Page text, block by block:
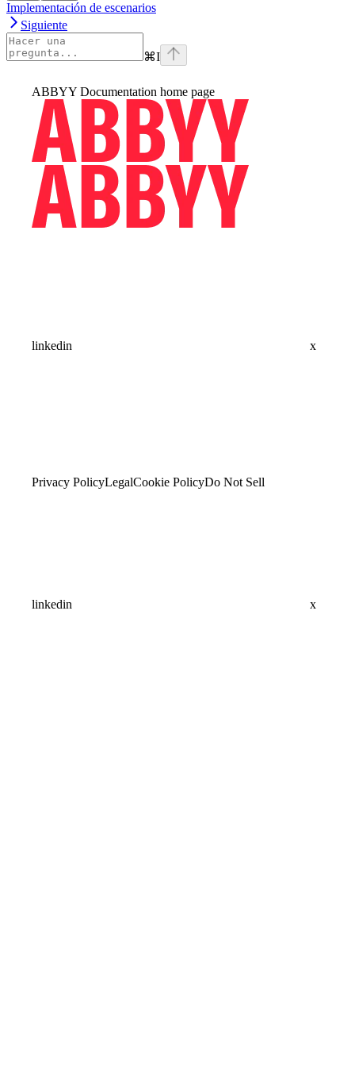
Implementación de escenarios
Siguiente
⌘I
ABBYY Documentation home page
linkedin x
Privacy PolicyLegalCookie PolicyDo Not Sell
linkedin x